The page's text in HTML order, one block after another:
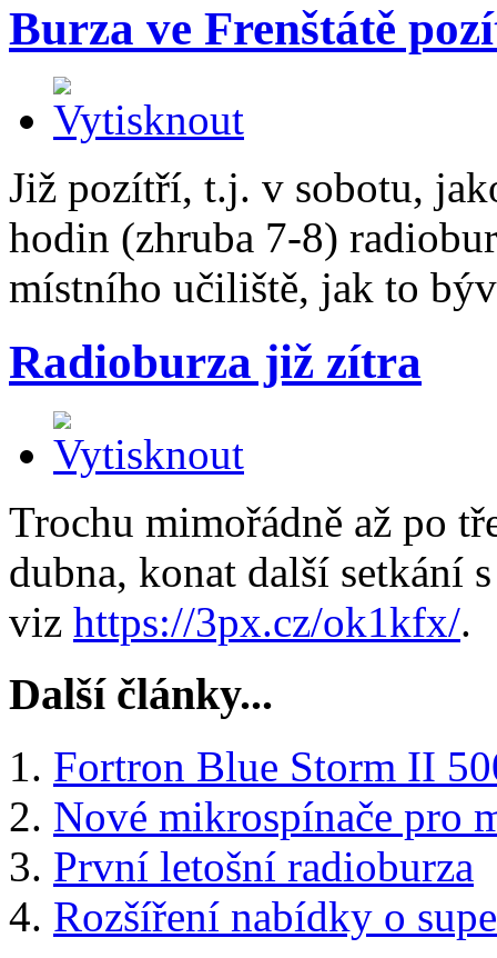
Burza ve Frenštátě
Již pozítří, t.j. v sobotu,
hodin (zhruba 7-8)
místního učiliště, jak to
Radioburza již zítra
Trochu mimořádně až po
dubna, konat další setkání
viz https://3px.cz/ok1kfx/.
Další články...
Fortron Blue Storm II
Nové mikrospínače pro
První letošní radioburza
Rozšíření nabídky o